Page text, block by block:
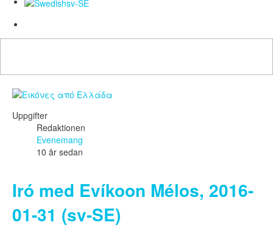
Uppgifter
Redaktionen
Evenemang
10 år sedan
Iró med Evíkoon Mélos, 2016-
01-31 (sv-SE)